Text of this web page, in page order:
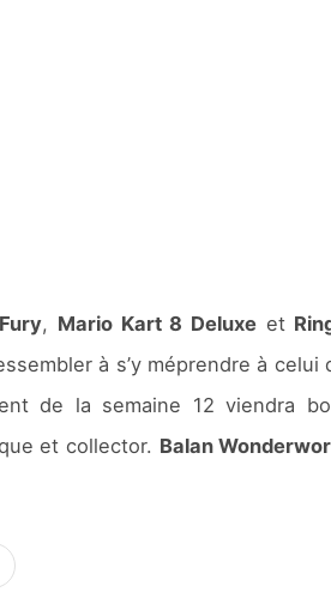
, Mario Kart 8 Deluxe et
à s’y méprendre à celui
de la semaine 12 viendra
et collector. Balan